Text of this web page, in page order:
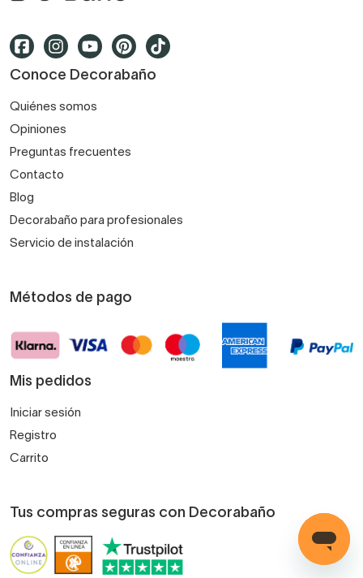
Conoce Decorabaño
Quiénes somos
Opiniones
Preguntas frecuentes
Contacto
Blog
Decorabaño para profesionales
Servicio de instalación
Métodos de pago
Mis pedidos
Iniciar sesión
Registro
Carrito
Tus compras seguras con Decorabaño